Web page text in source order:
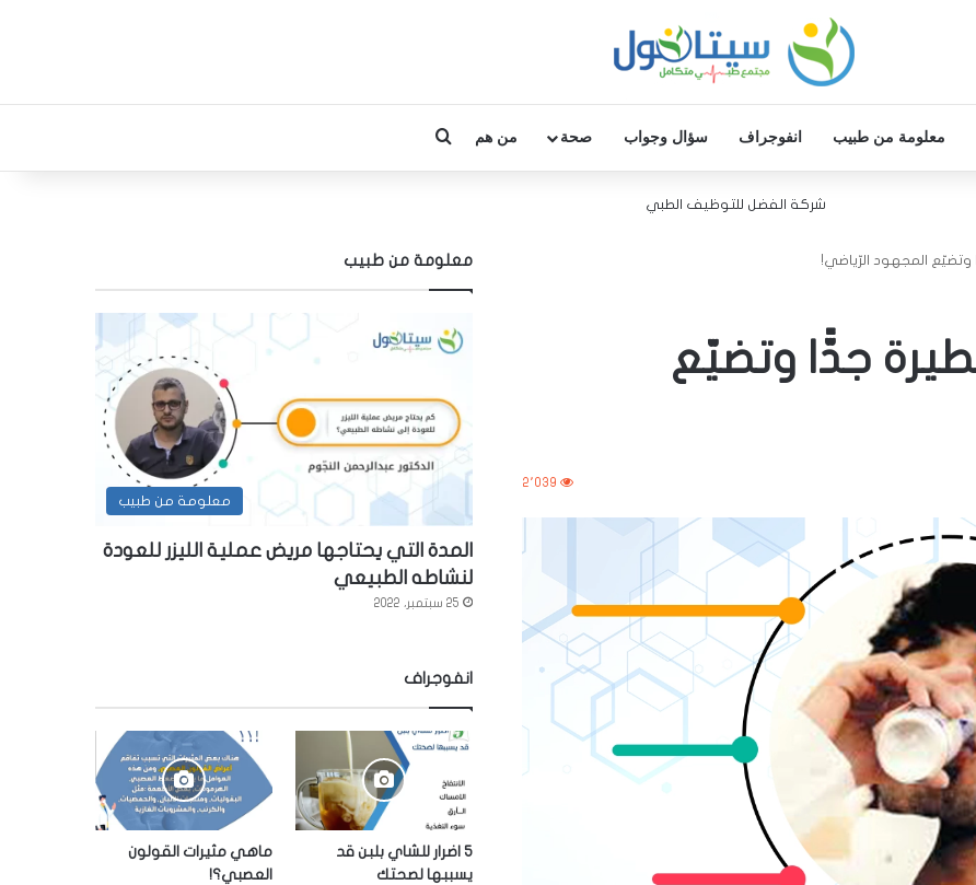
معلومة من طبيب انفوجراف سؤال وجواب صحة من هم
شركة الفضل للتوظيف الطبي
المجهود الرّياضي!
جدًّا وتضيّع
2٬039
معلومة من طبيب
معلومة من طبيب
المدة التي يحتاجها مريض عملية الليزر للعودة
لنشاطه الطبيعي
25 سبتمبر، 2022
انفوجراف
5 اضرار للشاي بلبن قد
يسببها لصحتك
ماهي مثيرات القولون
العصبي؟!